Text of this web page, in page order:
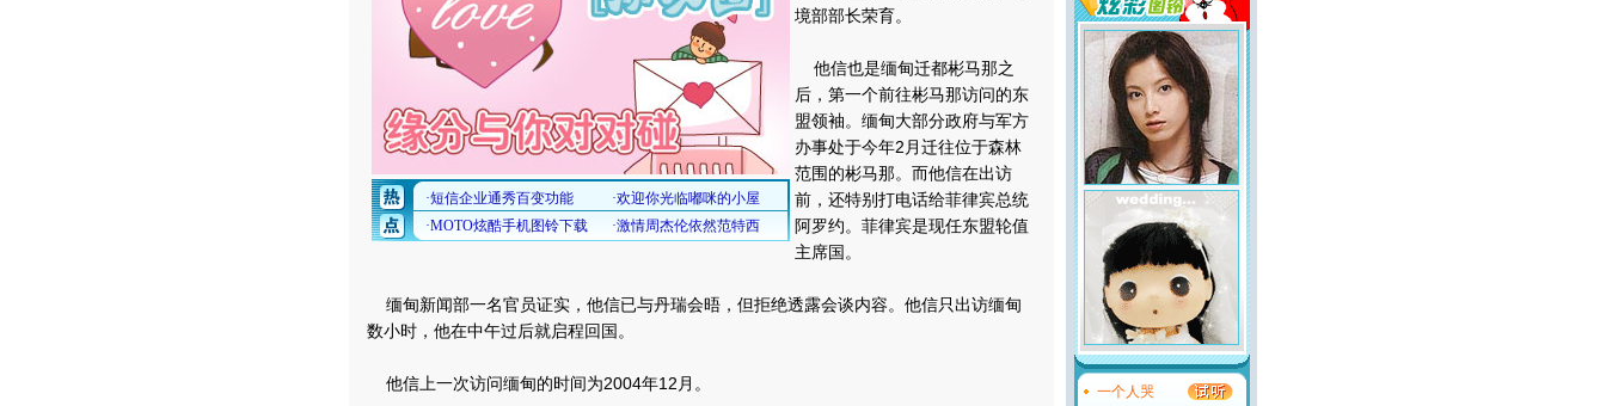
境部部长荣育。
他信也是缅甸迁都彬马那之
后，第一个前往彬马那访问的东
盟领袖。缅甸大部分政府与军方
办事处于今年2月迁往位于森林
范围的彬马那。而他信在出访
前，还特别打电话给菲律宾总统
阿罗约。菲律宾是现任东盟轮值
主席国。
缅甸新闻部一名官员证实，他信已与丹瑞会晤，但拒绝透露会谈内容。他信只出访缅甸
数小时，他在中午过后就启程回国。
他信上一次访问缅甸的时间为2004年12月。
一个人哭